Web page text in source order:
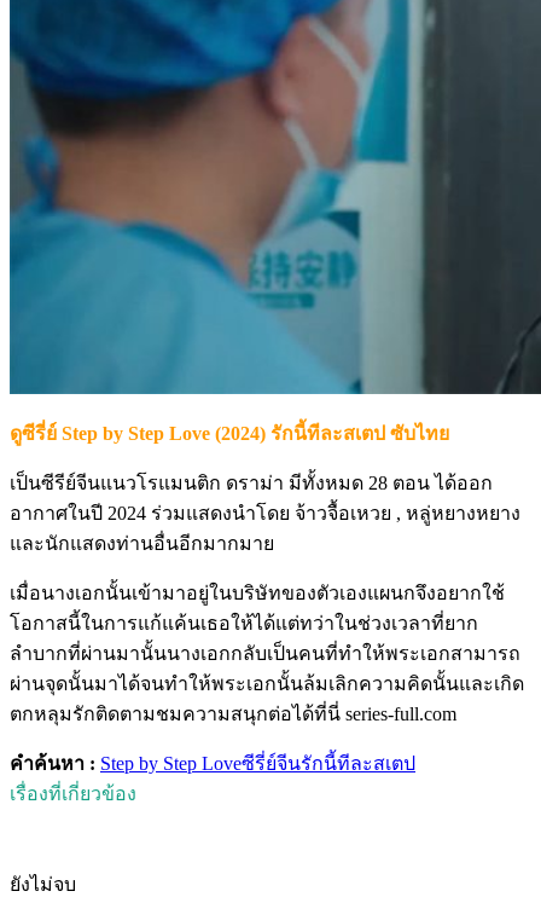
ดูซีรี่ย์ Step by Step Love (2024) รักนี้ทีละสเตป ซับไทย
เป็นซีรีย์จีนแนวโรแมนติก ดราม่า มีทั้งหมด 28 ตอน ได้ออก
อากาศในปี 2024 ร่วมแสดงนำโดย จ้าวจื้อเหวย , หลู่หยางหยาง
และนักแสดงท่านอื่นอีกมากมาย
เมื่อนางเอกนั้นเข้ามาอยู่ในบริษัทของตัวเองแผนกจึงอยากใช้
โอกาสนี้ในการแก้แค้นเธอให้ได้แต่ทว่าในช่วงเวลาที่ยาก
ลำบากที่ผ่านมานั้นนางเอกกลับเป็นคนที่ทำให้พระเอกสามารถ
ผ่านจุดนั้นมาได้จนทำให้พระเอกนั้นล้มเลิกความคิดนั้นและเกิด
ตกหลุมรักติดตามชมความสนุกต่อได้ที่นี่ series-full.com
คำค้นหา : Step by Step Loveซีรี่ย์จีนรักนี้ทีละสเตป
เรื่องที่เกี่ยวข้อง
ยังไม่จบ